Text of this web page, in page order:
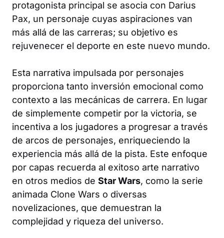
protagonista principal se asocia con Darius
Pax, un personaje cuyas aspiraciones van
más allá de las carreras; su objetivo es
rejuvenecer el deporte en este nuevo mundo.
Esta narrativa impulsada por personajes
proporciona tanto inversión emocional como
contexto a las mecánicas de carrera. En lugar
de simplemente competir por la victoria, se
incentiva a los jugadores a progresar a través
de arcos de personajes, enriqueciendo la
experiencia más allá de la pista. Este enfoque
por capas recuerda al exitoso arte narrativo
en otros medios de Star Wars, como la serie
animada Clone Wars o diversas
novelizaciones, que demuestran la
complejidad y riqueza del universo.